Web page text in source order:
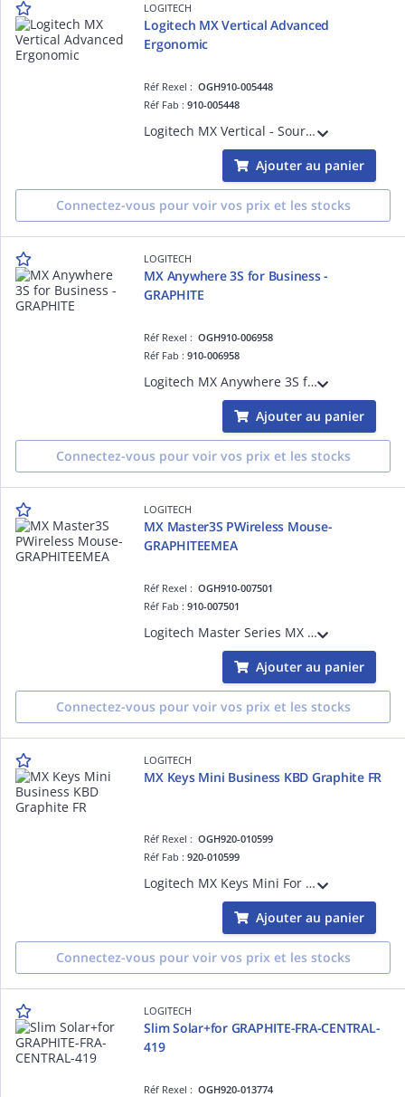
LOGITECH
Logitech MX Vertical Advanced
Ergonomic
Réf Rexel :OGH910-005448
Réf Fab :910-005448
Logitech MX Vertical - Souris verticale - ergonomique - optique - 6 boutons - sans fil, filaire - Bluetooth, 2.4 GHz - récepteur sans fil USB - graphite
Ajouter au panier
Connectez-vous pour voir vos prix et les stocks
LOGITECH
MX Anywhere 3S for Business -
GRAPHITE
Réf Rexel :OGH910-006958
Réf Fab :910-006958
Logitech MX Anywhere 3S for Business - Souris - pour droitiers - optique - 6 boutons - sans fil - Bluetooth - récepteur USB Logitech Logi Bolt - graphite
Ajouter au panier
Connectez-vous pour voir vos prix et les stocks
LOGITECH
MX Master3S PWireless Mouse-
GRAPHITEEMEA
Réf Rexel :OGH910-007501
Réf Fab :910-007501
Logitech Master Series MX Master 3S - Édition Bluetooth - souris - ergonomique - pour droitiers - optique - 7 boutons - sans fil - Bluetooth - graphite
Ajouter au panier
Connectez-vous pour voir vos prix et les stocks
LOGITECH
MX Keys Mini Business KBD Graphite FR
Réf Rexel :OGH920-010599
Réf Fab :920-010599
Logitech MX Keys Mini For Business - Graphite - FRA
Ajouter au panier
Connectez-vous pour voir vos prix et les stocks
LOGITECH
Slim Solar+for GRAPHITE-FRA-CENTRAL-
419
Réf Rexel :OGH920-013774